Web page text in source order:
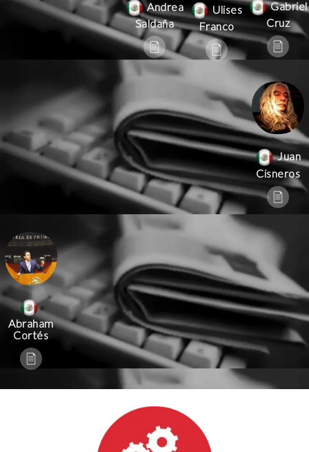
Andrea
Saldaña
Ulises
Franco
Gabriel
Cruz
Juan
Cisneros
Abraham
Cortés